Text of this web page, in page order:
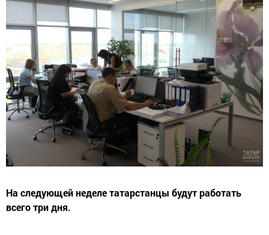
На следующей неделе татарстанцы будут работать
всего три дня.